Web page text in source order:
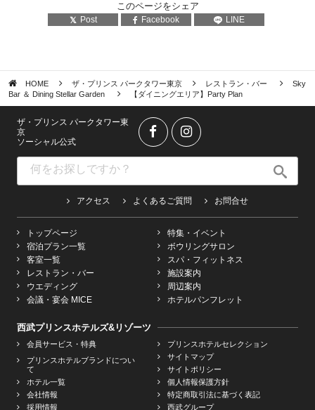
このページをシェア
Post Facebook LINE
HOME ザ・プリンス パークタワー東京 レストラン・バー
Sky
Bar ＆ Dining Stellar Garden
【ダイニングエリア】Party Plan
ザ・プリンス パークタワー東
京
ソーシャル公式
アクセス よくあるご質問 お問合せ
トップページ
宿泊プラン一覧
客室一覧
レストラン・バー
ウエディング
会議・宴会 MICE
特集・イベント
ボウリングサロン
スパ・フィットネス
施設案内
周辺案内
ホテルパンフレット
西武プリンスホテルズ&リゾーツ
会員サービス・特典
プリンスホテルブランドについ
て
ホテル一覧
会社情報
採用情報
プリンスホテルセレクション
サイトマップ
サイトポリシー
個人情報保護方針
特定商取引法に基づく表記
西武グループ